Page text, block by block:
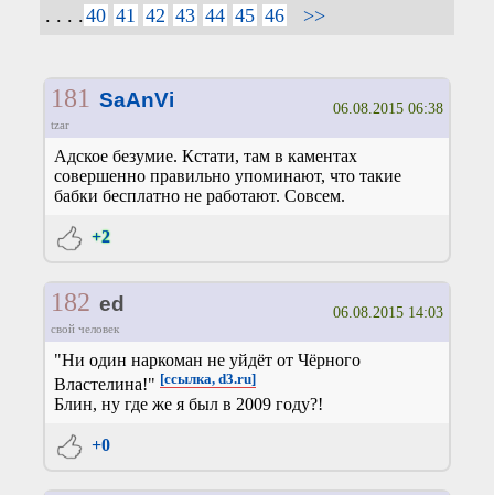
. . . .40 41 42 43 44 45 46 >>
181 SaAnVi
tzar
06.08.2015 06:38
Адское безумие. Кстати, там в каментах
совершенно правильно упоминают, что такие
бабки бесплатно не работают. Совсем.
+2
182 ed
свой человек
06.08.2015 14:03
"Ни один наркоман не уйдёт от Чёрного
Властелина!" [ссылка, d3.ru]
Блин, ну где же я был в 2009 году?!
+0